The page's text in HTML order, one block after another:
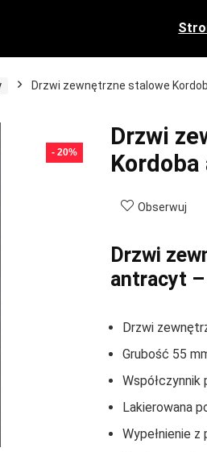
Drzwi zewnętrzne stalowe
- 20%
Drzwi
Obserwuj
Drzwi
antracyt –
Drzwi
Grubość 55
Współczynnik
Lakierowana
Wypełnienie